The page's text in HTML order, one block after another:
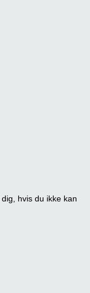
hvis du ikke kan